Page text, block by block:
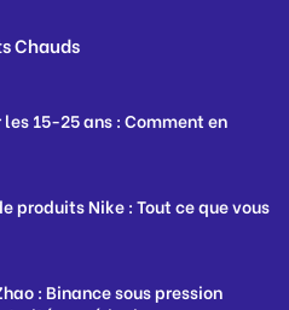
Chauds
les 15-25 ans : Comment en
produits Nike : Tout ce que vous
: Binance sous pression